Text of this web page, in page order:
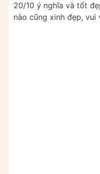
20/10 ý nghĩa và tốt
nào cũng xinh đẹp, vui